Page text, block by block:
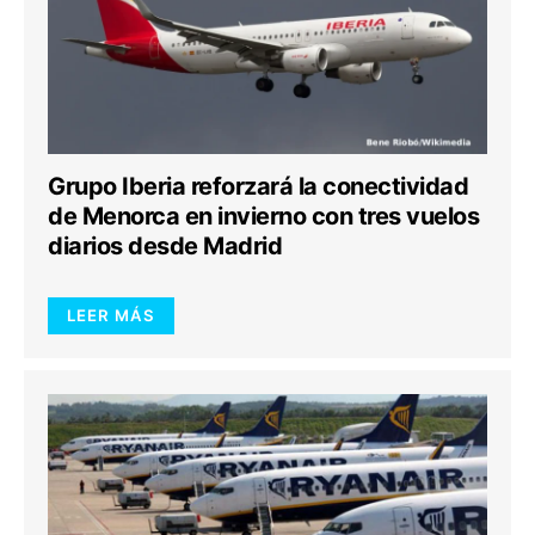
Grupo Iberia reforzará la conectividad
de Menorca en invierno con tres vuelos
diarios desde Madrid
LEER MÁS